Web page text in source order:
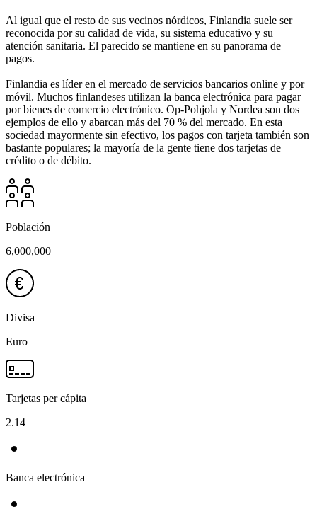
Al igual que el resto de sus vecinos nórdicos, Finlandia suele ser
reconocida por su calidad de vida, su sistema educativo y su
atención sanitaria. El parecido se mantiene en su panorama de
pagos.
Finlandia es líder en el mercado de servicios bancarios online y por
móvil. Muchos finlandeses utilizan la banca electrónica para pagar
por bienes de comercio electrónico. Op-Pohjola y Nordea son dos
ejemplos de ello y abarcan más del 70 % del mercado. En esta
sociedad mayormente sin efectivo, los pagos con tarjeta también son
bastante populares; la mayoría de la gente tiene dos tarjetas de
crédito o de débito.
Población
6,000,000
Divisa
Euro
Tarjetas per cápita
2.14
Banca electrónica